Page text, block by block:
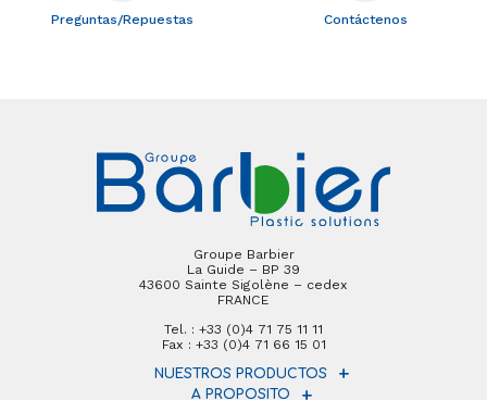
Preguntas/Repuestas Contáctenos
Groupe Barbier
La Guide – BP 39
43600 Sainte Sigolène – cedex
FRANCE
Tel. : +33 (0)4 71 75 11 11
Fax : +33 (0)4 71 66 15 01
NUESTROS PRODUCTOS
A PROPOSITO